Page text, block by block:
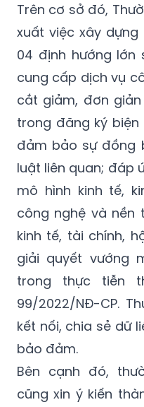
Trên cơ sở đó,
xuất việc xây
04 định hướng lớn
cung cấp dịch vụ
cắt giảm, đơn
trong đăng ký
đảm bảo sự đồng
luật liên quan; đáp
mô hình kinh tế,
công nghệ và nền
kinh tế, tài chính,
giải quyết vướng
trong thực tiễn
99/2022/NĐ-CP.
kết nối, chia sẻ dữ
bảo đảm.
Bên cạnh đó,
cũng xin ý kiến